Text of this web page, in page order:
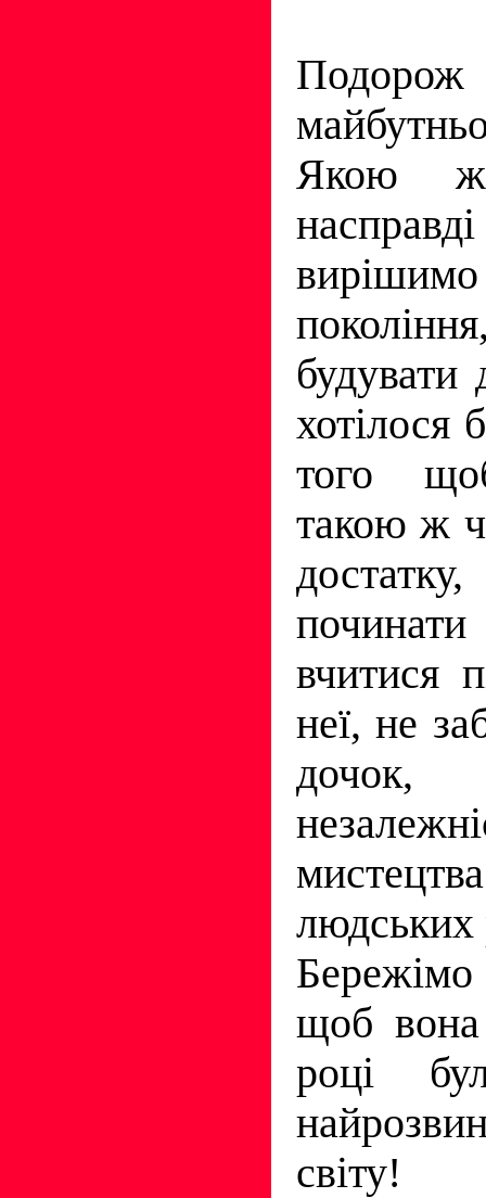
Якою
будувати
хотілося
того
такою ж
вчитися
неї, не
дочок,
людських
щоб
році
світу!